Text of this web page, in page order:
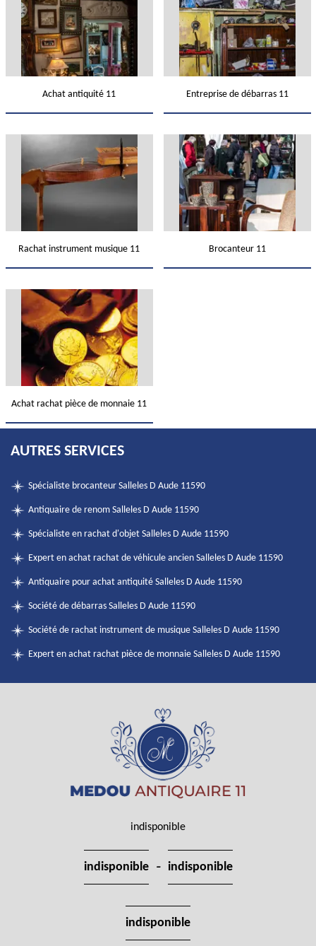
Achat antiquité 11 Entreprise de débarras 11
Rachat instrument musique 11 Brocanteur 11
Achat rachat pièce de monnaie 11
AUTRES SERVICES
Spécialiste brocanteur Salleles D Aude 11590
Antiquaire de renom Salleles D Aude 11590
Spécialiste en rachat d'objet Salleles D Aude 11590
Expert en achat rachat de véhicule ancien Salleles D Aude 11590
Antiquaire pour achat antiquité Salleles D Aude 11590
Société de débarras Salleles D Aude 11590
Société de rachat instrument de musique Salleles D Aude 11590
Expert en achat rachat pièce de monnaie Salleles D Aude 11590
indisponible
indisponible - indisponible
indisponible